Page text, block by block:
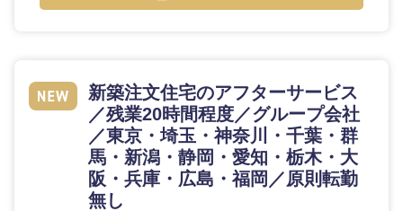
新築注文住宅のアフターサービス
／残業20時間程度／グループ会社
／東京・埼玉・神奈川・千葉・群
馬・新潟・静岡・愛知・栃木・大
阪・兵庫・広島・福岡／原則転勤
無し